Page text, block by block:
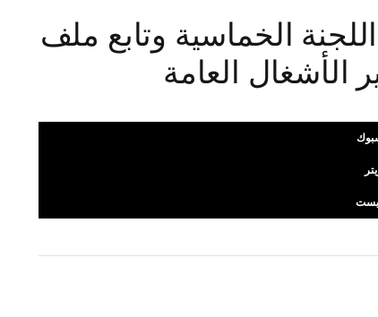
الخماسية وتابع ملف
الأشغال العامة